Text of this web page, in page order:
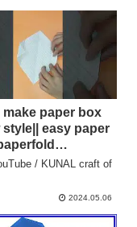
make paper box
style|| easy paper
– KUNAL craft
/ KUNAL craft of
2024.05.06